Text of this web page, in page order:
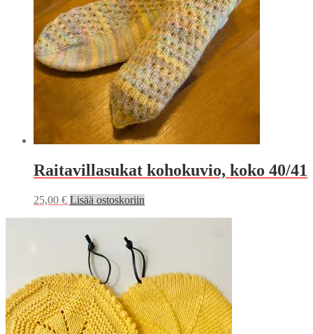
Raitavillasukat kohokuvio, koko 40/41
25,00 € Lisää ostoskoriin